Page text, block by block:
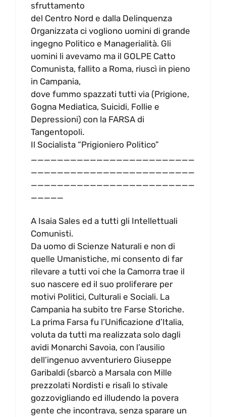
sfruttamento
del Centro Nord e dalla Delinquenza
Organizzata ci vogliono uomini di grande
ingegno Politico e Managerialità. Gli
uomini li avevamo ma il GOLPE Catto
Comunista, fallito a Roma, riuscì in pieno
in Campania,
dove fummo spazzati tutti via (Prigione,
Gogna Mediatica, Suicidi, Follie e
Depressioni) con la FARSA di
Tangentopoli.
Il Socialista “Prigioniero Politico”
_________________________
_________________________
_________________________
_____
A Isaia Sales ed a tutti gli Intellettuali
Comunisti.
Da uomo di Scienze Naturali e non di
quelle Umanistiche, mi consento di far
rilevare a tutti voi che la Camorra trae il
suo nascere ed il suo proliferare per
motivi Politici, Culturali e Sociali. La
Campania ha subito tre Farse Storiche.
La prima Farsa fu l’Unificazione d’Italia,
voluta da tutti ma realizzata solo dagli
avidi Monarchi Savoia, con l’ausilio
dell’ingenuo avventuriero Giuseppe
Garibaldi (sbarcò a Marsala con Mille
prezzolati Nordisti e risalì lo stivale
gozzovigliando ed illudendo la povera
gente che incontrava, senza sparare un